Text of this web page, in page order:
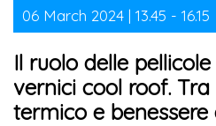
06 March 2024 | 13.45 - 16.15
Il ruolo delle
vernici cool roof.
termico e